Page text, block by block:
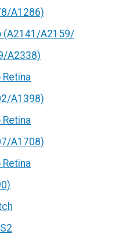
A1286)
(А2141/А2159/
A2338)
A1398)
A1708)